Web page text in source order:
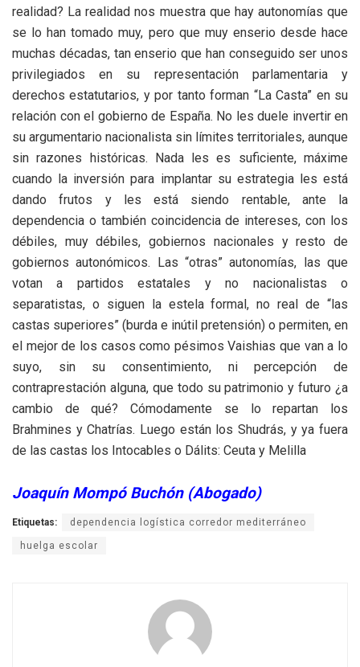
realidad? La realidad nos muestra que hay autonomías que
se lo han tomado muy, pero que muy enserio desde hace
muchas décadas, tan enserio que han conseguido ser unos
privilegiados en su representación parlamentaria y
derechos estatutarios, y por tanto forman “La Casta” en su
relación con el gobierno de España. No les duele invertir en
su argumentario nacionalista sin límites territoriales, aunque
sin razones históricas. Nada les es suficiente, máxime
cuando la inversión para implantar su estrategia les está
dando frutos y les está siendo rentable, ante la
dependencia o también coincidencia de intereses, con los
débiles, muy débiles, gobiernos nacionales y resto de
gobiernos autonómicos. Las “otras” autonomías, las que
votan a partidos estatales y no nacionalistas o
separatistas, o siguen la estela formal, no real de “las
castas superiores” (burda e inútil pretensión) o permiten, en
el mejor de los casos como pésimos Vaishias que van a lo
suyo, sin su consentimiento, ni percepción de
contraprestación alguna, que todo su patrimonio y futuro ¿a
cambio de qué? Cómodamente se lo repartan los
Brahmines y Chatrías. Luego están los Shudrás, y ya fuera
de las castas los Intocables o Dálits: Ceuta y Melilla
Joaquín Mompó Buchón (Abogado)
Etiquetas: dependencia logística corredor mediterráneo
huelga escolar